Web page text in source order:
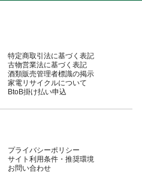
特定商取引法に基づく表記
古物営業法に基づく表記
酒類販売管理者標識の掲示
家電リサイクルについて
BtoB掛け払い申込
プライバシーポリシー
サイト利用条件・推奨環境
お問い合わせ